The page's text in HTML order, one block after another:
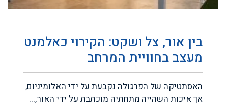
בין אור, צל ושקט: הקירוי כאלמנט
מעצב בחוויית המרחב
האסתטיקה של הפרגולה נקבעת על ידי האלומיניום,
אך איכות השהייה מתחתיה מוכתבת על ידי האור,...